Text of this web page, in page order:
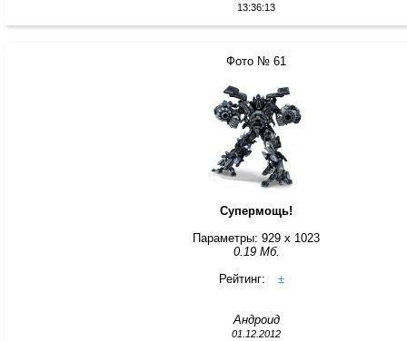
13:36:13
Фото № 61
Супермощь!
Параметры: 929 x 1023
0.19 Мб.
Рейтинг:
±
Андроид
01.12.2012